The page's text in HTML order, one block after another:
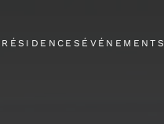
RÉSIDENCES ÉVÉNEMENTS